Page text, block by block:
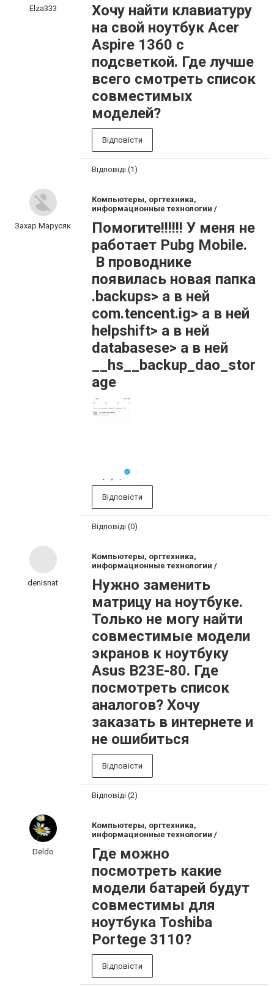
Elza333
Хочу найти клавиатуру
на свой ноутбук Acer
Aspire 1360 с
подсветкой. Где лучше
всего смотреть список
совместимых
моделей?
Відповісти
Відповіді (1)
Захар Марусяк
Компьютеры, оргтехника,
информационные технологии /
Помогите!!!!!! У меня не
работает Pubg Mobile.
В проводнике
появилась новая папка
.backups> а в ней
com.tencent.ig> а в ней
helpshift> а в ней
databasese> а в ней
__hs__backup_dao_stor
age
Відповісти
Відповіді (0)
denisnat
Компьютеры, оргтехника,
информационные технологии /
Нужно заменить
матрицу на ноутбуке.
Только не могу найти
совместимые модели
экранов к ноутбуку
Asus B23E-80. Где
посмотреть список
аналогов? Хочу
заказать в интернете и
не ошибиться
Відповісти
Відповіді (2)
Deldo
Компьютеры, оргтехника,
информационные технологии /
Где можно
посмотреть какие
модели батарей будут
совместимы для
ноутбука Toshiba
Portege 3110?
Відповісти